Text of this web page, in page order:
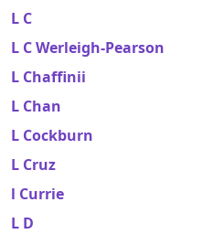
L C
L C Werleigh-Pearson
L Chaffinii
L Chan
L Cockburn
L Cruz
l Currie
L D